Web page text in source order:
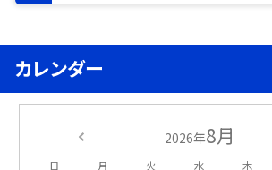
カレンダー
2026年8月
日 月 火 水 木